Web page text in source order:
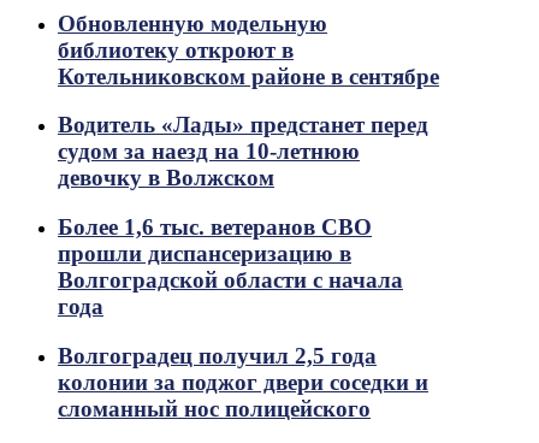
Обновленную модельную
библиотеку откроют в
Котельниковском районе в сентябре
Водитель «Лады» предстанет перед
судом за наезд на 10-летнюю
девочку в Волжском
Более 1,6 тыс. ветеранов СВО
прошли диспансеризацию в
Волгоградской области с начала
года
Волгоградец получил 2,5 года
колонии за поджог двери соседки и
сломанный нос полицейского